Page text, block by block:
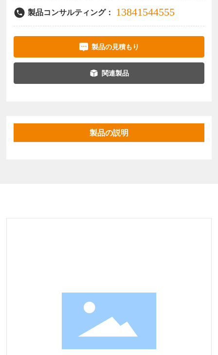
製品コンサルティング： 13841544555
製品の見積もり
関連製品
製品の説明